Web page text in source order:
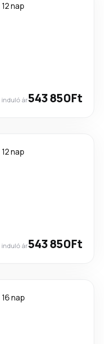
12 nap
induló ár543 850Ft
12 nap
induló ár543 850Ft
16 nap